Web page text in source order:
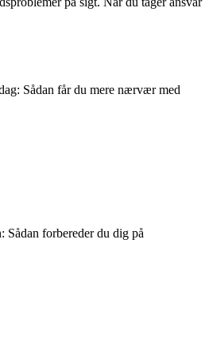
Sådan får du mere nærvær med
Sådan forbereder du dig på